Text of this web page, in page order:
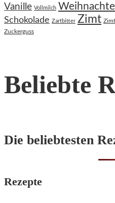
Vanille Vollmilch
Schokolade Zartbitter Zimt
Zuckerguss
Beliebte
Die beliebtesten
Rezepte